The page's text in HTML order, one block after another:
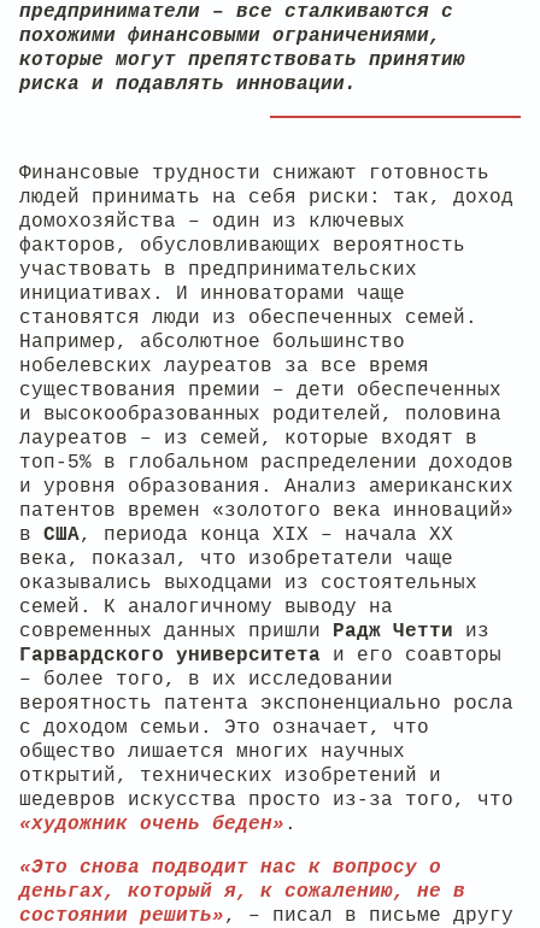
предприниматели – все сталкиваются с
похожими финансовыми ограничениями,
которые могут препятствовать принятию
риска и подавлять инновации.
Финансовые трудности снижают готовность
людей принимать на себя риски: так, доход
домохозяйства – один из ключевых
факторов, обусловливающих вероятность
участвовать в предпринимательских
инициативах. И инноваторами чаще
становятся люди из обеспеченных семей.
Например, абсолютное большинство
нобелевских лауреатов за все время
существования премии – дети обеспеченных
и высокообразованных родителей, половина
лауреатов – из семей, которые входят в
топ-5% в глобальном распределении доходов
и уровня образования. Анализ американских
патентов времен «золотого века инноваций»
в США, периода конца XIX – начала XX
века, показал, что изобретатели чаще
оказывались выходцами из состоятельных
семей. К аналогичному выводу на
современных данных пришли Радж Четти из
Гарвардского университета и его соавторы
– более того, в их исследовании
вероятность патента экспоненциально росла
с доходом семьи. Это означает, что
общество лишается многих научных
открытий, технических изобретений и
шедевров искусства просто из-за того, что
«художник очень беден» .
«Это снова подводит нас к вопросу о
деньгах, который я, к сожалению, не в
состоянии решить», – писал в письме другу